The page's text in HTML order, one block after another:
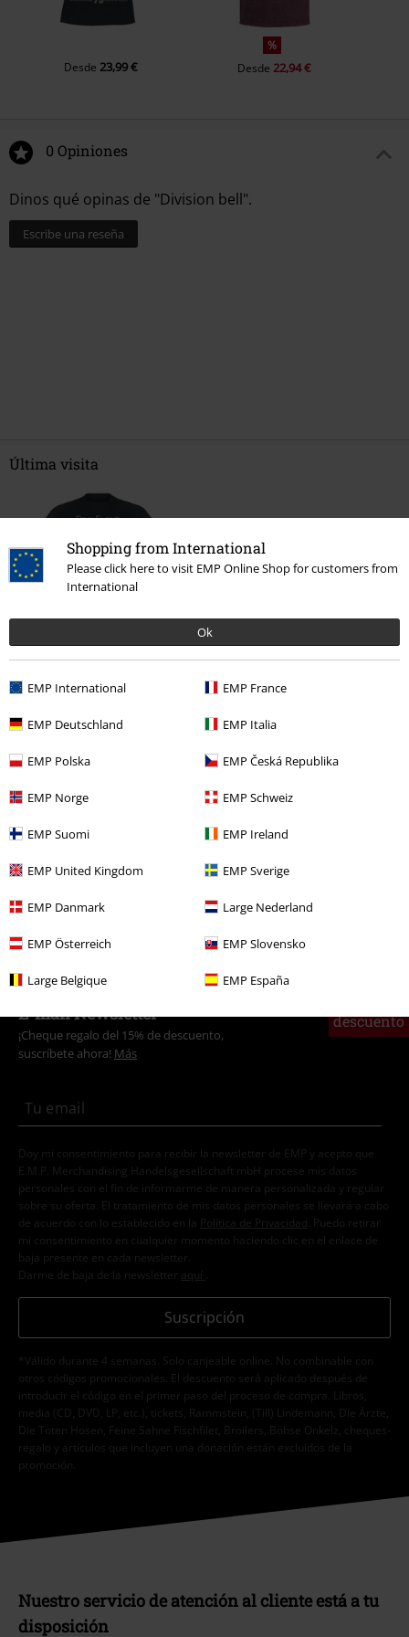
Shopping from International
Please click here to visit EMP Online Shop for customers from
International
Ok
EMP International EMP France
EMP Deutschland EMP Italia
EMP Polska EMP Česká Republika
EMP Norge EMP Schweiz
EMP Suomi EMP Ireland
EMP United Kingdom EMP Sverige
EMP Danmark Large Nederland
EMP Österreich EMP Slovensko
Large Belgique EMP España
Desde 23,99 €
%
Desde 22,94 €
0 Opiniones
Dinos qué opinas de "Division bell".
Escribe una reseña
Última visita
23% DTO
Ropa Camisetas & Tops Camisetas
Ropa & accesorios Camisetas
Estilos Ropa negra Camisetas negras
Tallas Grandes Camisetas & Tops Camisetas
Tallas Grandes Ropa de Hombre Camisas de Manga Larga
descuento
E-mail Newsletter
¡Cheque regalo del 15% de descuento,
suscríbete ahora! Más
Doy mi consentimiento para recibir la newsletter de EMP y acepto que
E.M.P. Merchandising Handelsgesellschaft mbH procese mis datos
personales con el fin de informarme de manera personalizada y regular
sobre su oferta. El tratamiento de mis datos personales se llevará a cabo
de acuerdo con lo establecido en la
Política de Privacidad . Puedo retirar
mi consentimiento en cualquier momento haciendo clic en el enlace de
baja presente en cada newsletter.
Darme de baja de la newsletter
aquí
Suscripción
*Válido durante 4 semanas. Solo canjeable online. No combinable con
otros códigos promocionales. El descuento será aplicado después de
introducir el código en el primer paso del proceso de compra. Libros,
media (CD, DVD, LP, etc.), tickets, Rammstein, (Till) Lindemann, Die Ärzte,
Die Toten Hosen, Feine Sahne Fischfilet, Broilers, Böhse Onkelz, cheques-
regalo y artículos que incluyen una donación están excluidos de la
promoción.
Nuestro servicio de atención al cliente está a tu
disposición